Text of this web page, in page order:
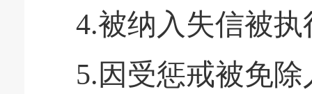
4.被纳入失信被
5.因受惩戒被免